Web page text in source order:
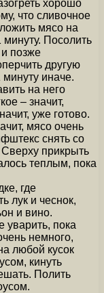
хорошо
что сливочное
мясо на
минуту. Посолить
позже
другую
иначе.
на него
– значит,
уже готово.
мясо очень
снять со
прикрыть
теплым, пока
где
лук и чеснок,
и вино.
уварить, пока
немного,
любой кусок
кинуть
Полить